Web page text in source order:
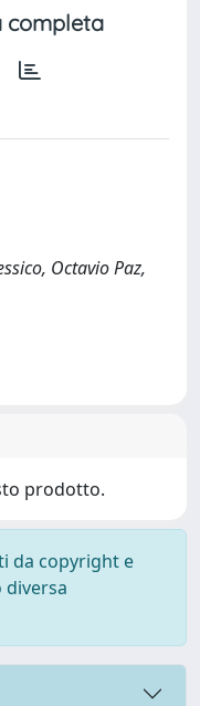
completa
Octavio Paz,
prodotto.
da copyright e